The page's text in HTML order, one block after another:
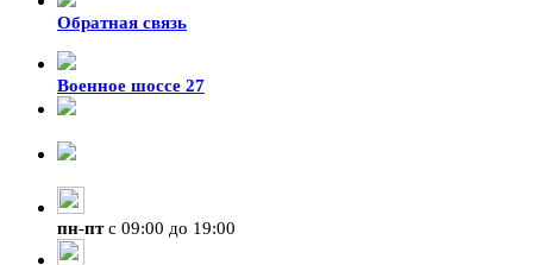
Обратная связь
Военное шоссе 27
пн-птс 09:00 до 19:00